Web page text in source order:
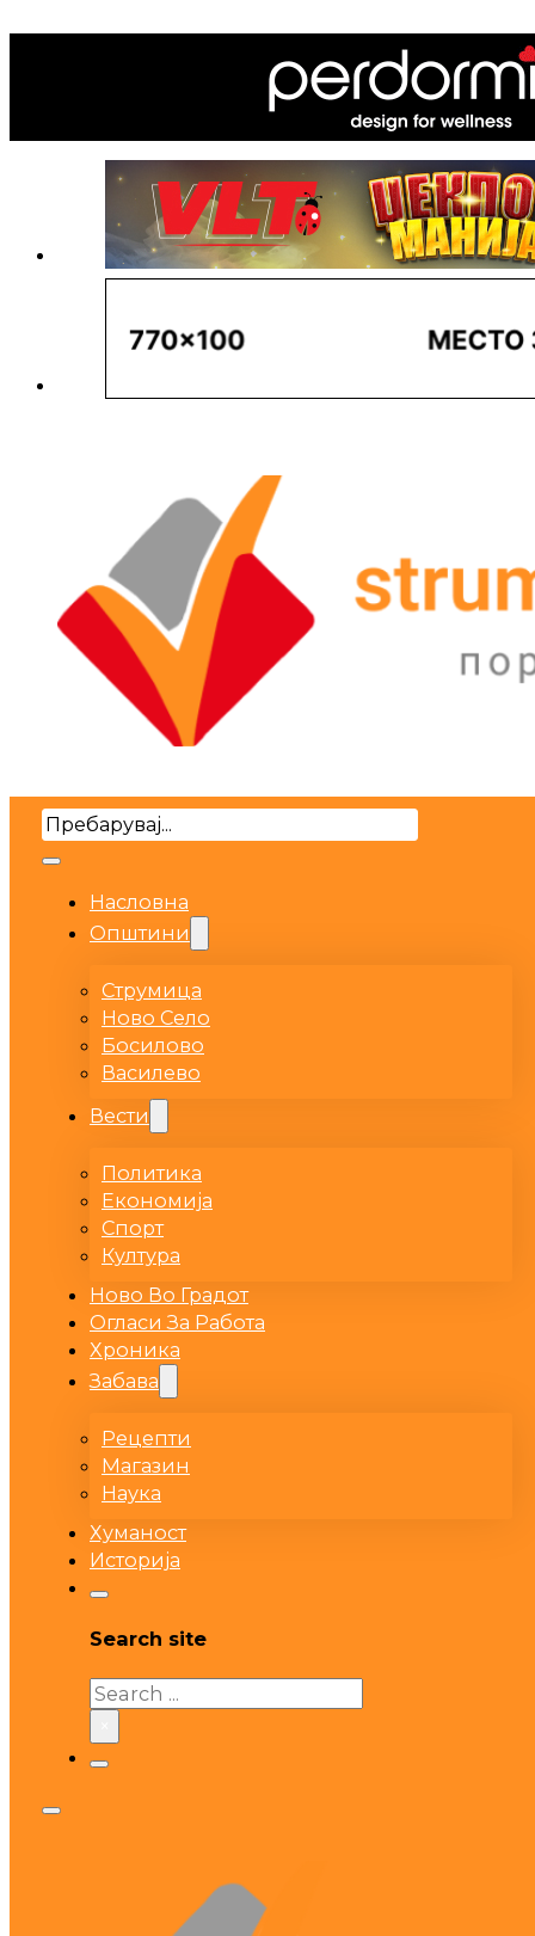
Search
Насловна
Општини
Струмица
Ново Село
Босилово
Василево
Вести
Политика
Економија
Спорт
Култура
Ново Во Градот
Огласи За Работа
Хроника
Забава
Рецепти
Магазин
Наука
Хуманост
Историја
Search site
Search